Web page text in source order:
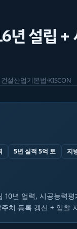
설립 +
건설산업기본법·KISCON
5년 실적 5억 토 지
년 업력, 시공능력
처 등록 갱신 + 입찰